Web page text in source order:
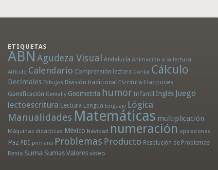
ETIQUETAS
ABN Agudeza Visual Andalucía Animación a la lectura
Artículo Calendario Comprensión lectora Contar Cálculo
Decimales Dibujos División tradicional Escritura Fracciones
Gamificación Genially Geometría humor Infantil Inglés Juego
lectoescritura Lectura Lengua lenguaje Lógica
Manualidades Matemáticas multiplicación
Máquinas didácticas México Navidad numeración operaciones
Paz PDI primaria Problemas Producto Resolución de Problemas
Resta Suma Sumas Valores vídeo